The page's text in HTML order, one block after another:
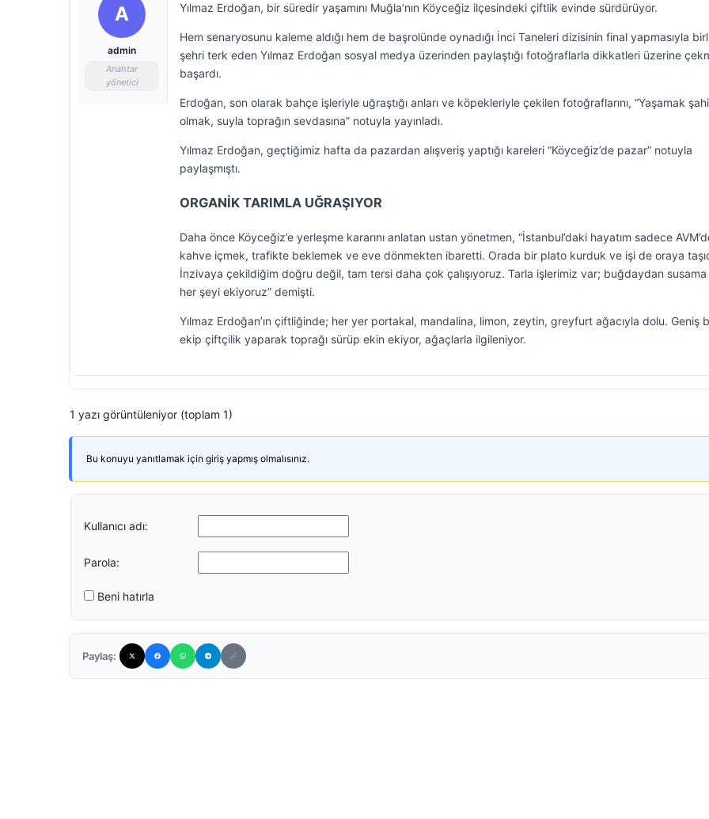
A
admin
Anahtar
yönetici
Yılmaz Erdoğan, bir süredir yaşamını Muğla’nın Köyceğiz ilçesindeki çiftlik evinde sürdürüyor.
Hem senaryosunu kaleme aldığı hem de başrolünde oynadığı İnci Taneleri dizisinin final yapmasıyla
şehri terk eden Yılmaz Erdoğan sosyal medya üzerinden paylaştığı fotoğraflarla dikkatleri üzerine
başardı.
Erdoğan, son olarak bahçe işleriyle uğraştığı anları ve köpekleriyle çekilen fotoğraflarını, “Yaşamak
olmak, suyla toprağın sevdasına” notuyla yayınladı.
Yılmaz Erdoğan, geçtiğimiz hafta da pazardan alışveriş yaptığı kareleri “Köyceğiz’de pazar” notuyla
paylaşmıştı.
ORGANİK TARIMLA UĞRAŞIYOR
Daha önce Köyceğiz’e yerleşme kararını anlatan ustan yönetmen, “İstanbul’daki hayatım sadece
kahve içmek, trafikte beklemek ve eve dönmekten ibaretti. Orada bir plato kurduk ve işi de oraya
İnzivaya çekildiğim doğru değil, tam tersi daha çok çalışıyoruz. Tarla işlerimiz var; buğdaydan
her şeyi ekiyoruz” demişti.
Yılmaz Erdoğan’ın çiftliğinde; her yer portakal, mandalina, limon, zeytin, greyfurt ağacıyla dolu. Geniş
ekip çiftçilik yaparak toprağı sürüp ekin ekiyor, ağaçlarla ilgileniyor.
1 yazı görüntüleniyor (toplam 1)
Bu konuyu yanıtlamak için giriş yapmış olmalısınız.
Kullanıcı adı:
Parola:
Beni hatırla
Paylaş: